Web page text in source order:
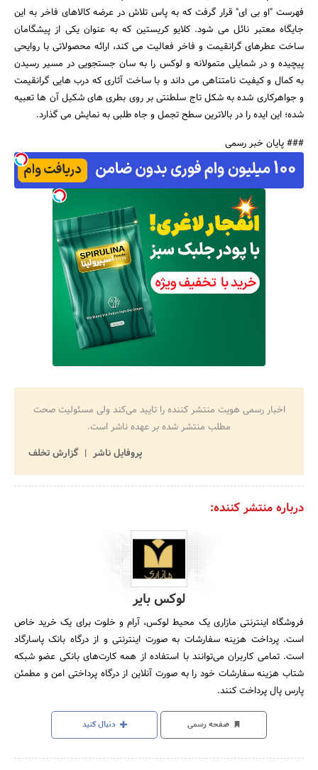
فهرست "او بی ای" قرار گرفت که به پاس تلاش در عرضه کالاهای فاخر به این
جایگاه معتبر نائل می شود. کلایو کریستین که به عنوان یکی از پیشگامان
ساخت عطرهای گرانقیمت و فاخر فعالیت می کند، ارائه محصولاتی با روایحی
پیچیده و در شمایلی متمولانه و لوکس را به سان جستجویی در مسیر رسیدن
به کمال و کیفیت نامتناهی می داند و با ساخت آثاری که درب هایی گرانقیمت
و جواهرکاری شده به شکل تاج سلطنتی بر روی بطری های شکیل آن ها تعبیه
شده؛ این ایده را در بالاترین سطح تجمل و جاه طلبی به نمایش می گذارد.
### پایان خبر رسمی
اخبار رسمی هویت منتشر کننده را تایید می‌کند ولی مسئولیت صحت
مطلب منتشر شده بر عهده ناشر است.
پروفایل ناشر
گزارش تخلف
درباره منتشر کننده:
لوکس بایر
فروشگاه اینترنتی مازاری یک محیط لوکس، آرام و خلوت برای یک خرید خاص
است. پرداخت هزینه سفارشات به صورت اینترنتی و از درگاه بانک پاسارگاد
است. تمامی کاربران می‌توانند با استفاده از همه کارت‏‌های بانکی عضو شبکه
شتاب هزینه سفارشات خود را به صورت آنلاین از درگاه پرداختی امن و مطمئن
پارس پال پرداخت کنند.
صفحه رسمی دنبال کنید